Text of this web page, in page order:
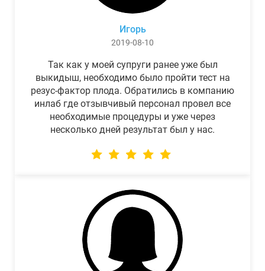
Игорь
2019-08-10
Так как у моей супруги ранее уже был
выкидыш, необходимо было пройти тест на
резус-фактор плода. Обратились в компанию
инлаб где отзывчивый персонал провел все
необходимые процедуры и уже через
несколько дней результат был у нас.